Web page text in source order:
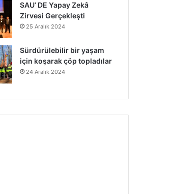
SAU’ DE Yapay Zekâ
Zirvesi Gerçekleşti
25 Aralık 2024
Sürdürülebilir bir yaşam
için koşarak çöp topladılar
24 Aralık 2024